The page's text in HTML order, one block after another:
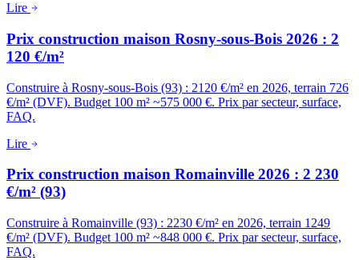
Lire
Prix construction maison Rosny-sous-Bois 2026 : 2
120 €/m²
Construire à Rosny-sous-Bois (93) : 2120 €/m² en 2026, terrain 726
€/m² (DVF). Budget 100 m² ~575 000 €. Prix par secteur, surface,
FAQ.
Lire
Prix construction maison Romainville 2026 : 2 230
€/m² (93)
Construire à Romainville (93) : 2230 €/m² en 2026, terrain 1249
€/m² (DVF). Budget 100 m² ~848 000 €. Prix par secteur, surface,
FAQ.